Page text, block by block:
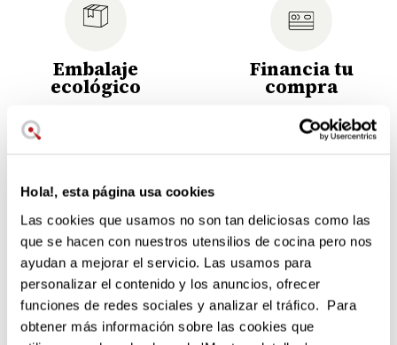
Hola!, esta página usa cookies
Las cookies que usamos no son tan deliciosas como las
que se hacen con nuestros utensilios de cocina pero nos
ayudan a mejorar el servicio. Las usamos para
personalizar el contenido y los anuncios, ofrecer
funciones de redes sociales y analizar el tráfico. Para
obtener más información sobre las cookies que
Embalaje
ecológico
Financia tu
compra
para ti.
Repuesto original Magimix
Capacidad 1,8 Litros
Vidrio termo-resistente
Apto para picar hielo y frutas congeladas
Para todos los modelos de Batidoras Blender y
Power Blender
El repuesto de la cuba de vidrio para las batidoras Magimix